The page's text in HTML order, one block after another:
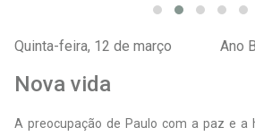
Quinta-feira, 12 de março Ano
Nova vida
A preocupação de Paulo com a paz e a